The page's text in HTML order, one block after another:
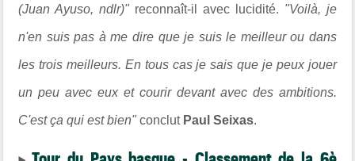
(Juan Ayuso, ndlr)" reconnaît-il avec lucidité. "Voilà, je
n'en suis pas à me dire que je suis le meilleur ou dans
les trois meilleurs. En tous cas je sais que je peux jouer
un peu avec eux et courir devant avec des ambitions.
C'est ça qui est bien" conclut Paul Seixas.